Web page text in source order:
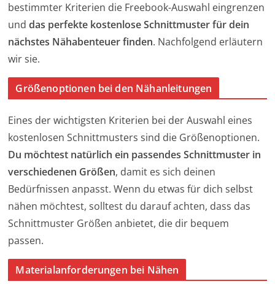
bestimmter Kriterien die Freebook-Auswahl eingrenzen
unddas perfekte kostenlose Schnittmuster für dein
nächstes Nähabenteuer finden. Nachfolgend erläutern
wir sie.
Größenoptionen bei den Nähanleitungen
Eines der wichtigsten Kriterien bei der Auswahl eines
kostenlosen Schnittmusters sind die Größenoptionen.
Du möchtest natürlich ein passendes Schnittmuster in
verschiedenen Größen, damit es sich deinen
Bedürfnissen anpasst. Wenn du etwas für dich selbst
nähen möchtest, solltest du darauf achten, dass das
Schnittmuster Größen anbietet, die dir bequem
passen.
Materialanforderungen bei Nähen